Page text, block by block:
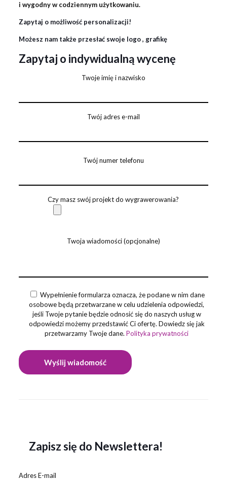
i wygodny w codziennym użytkowaniu.
Zapytaj o możliwość personalizacji!
Możesz nam także przesłać swoje logo , grafikę
Zapytaj o indywidualną wycenę
Twoje imię i nazwisko
Twój adres e-mail
Twój numer telefonu
Czy masz swój projekt do wygrawerowania?
Twoja wiadomości (opcjonalne)
Wypełnienie formularza oznacza, że podane w nim dane
osobowe będą przetwarzane w celu udzielenia odpowiedzi,
jeśli Twoje pytanie będzie odnosić się do naszych usług w
odpowiedzi możemy przedstawić Ci ofertę. Dowiedz się jak
przetwarzamy Twoje dane.Polityka prywatności
Zapisz się do Newslettera!
Adres E-mail